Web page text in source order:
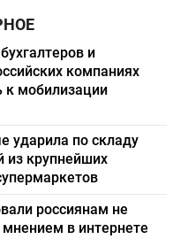
и
компаниях
к мобилизации
ударила по складу
из крупнейших
россиянам не
в интернете